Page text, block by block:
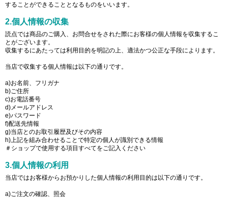
することができることとなるものをいいます。
2.個人情報の収集
読点では商品のご購入、お問合せをされた際にお客様の個人情報を収集するこ
とがございます。
収集するにあたっては利用目的を明記の上、適法かつ公正な手段によります。
当店で収集する個人情報は以下の通りです。
a)お名前、フリガナ
b)ご住所
c)お電話番号
d)メールアドレス
e)パスワード
f)配送先情報
g)当店とのお取引履歴及びその内容
h)上記を組み合わせることで特定の個人が識別できる情報
＃ショップで使用する項目すべてをご記入ください
3.個人情報の利用
当店ではお客様からお預かりした個人情報の利用目的は以下の通りです。
a)ご注文の確認、照会